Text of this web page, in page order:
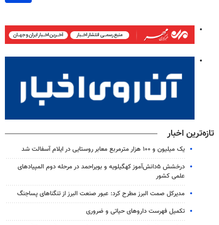
تازه‌ترین اخبار
یک میلیون و ۱۰۰ هزار مترمربع معابر روستایی در ایلام آسفالت شد
درخشش ۵دانش‌آموز کهگیلویه و بویراحمد در مرحله دوم المپیادهای
علمی کشور
مدیرکل صمت البرز مطرح کرد: عبور صنعت البرز از تنگناهای پساجنگ
تکمیل فهرست داروهای حیاتی و ضروری